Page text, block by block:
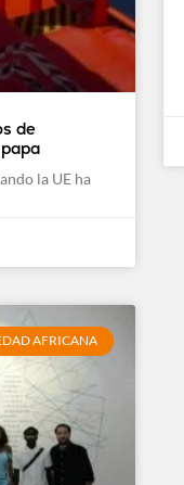
de
la UE ha
AFRICANA